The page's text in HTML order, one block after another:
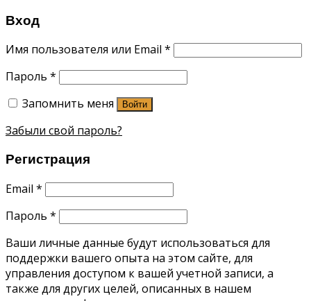
Вход
Имя пользователя или Email *
Пароль *
Запомнить меня
Войти
Забыли свой пароль?
Регистрация
Email *
Пароль *
Ваши личные данные будут использоваться для
поддержки вашего опыта на этом сайте, для
управления доступом к вашей учетной записи, а
также для других целей, описанных в нашем